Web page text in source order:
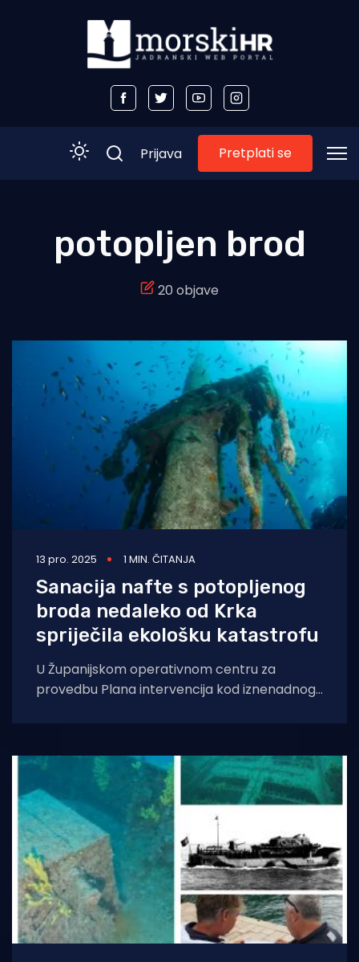
Morski plus
Turizam i nautika
Pomorstvo
Tradicija i kultura
Prijava Pretplati se
potopljen brod
20 objave
13 pro. 2025 1 MIN. ČITANJA
Sanacija nafte s potopljenog
broda nedaleko od Krka
spriječila ekološku katastrofu
U Županijskom operativnom centru za
provedbu Plana intervencija kod iznenadnog
županije izuzetno su zadovoljni ovogodišnjim